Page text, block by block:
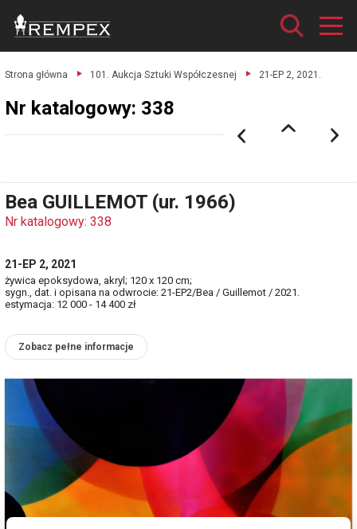
Strona główna 101. Aukcja Sztuki Współczesnej 21-EP 2, 2021.
Nr katalogowy: 338
Bea GUILLEMOT (ur. 1966)
Nr katalogowy: 338
21-EP 2, 2021
żywica epoksydowa, akryl; 120 x 120 cm;
sygn., dat. i opisana na odwrocie: 21-EP2/Bea / Guillemot / 2021.
estymacja: 12 000 - 14 400 zł
Zobacz pełne informacje